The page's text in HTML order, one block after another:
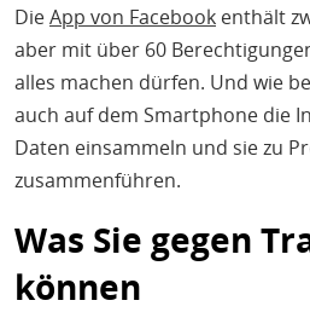
DieApp von Facebook enthält
aber mit über 60
alles machen dürfen. Und wie
auch auf dem Smartphone die
Daten einsammeln und sie zu
zusammenführen.
Was Sie gegen
können